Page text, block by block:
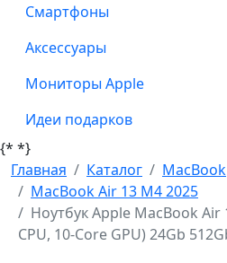
Смартфоны
Аксессуары
Мониторы Apple
Идеи подарков
{* *}
Главная
Каталог
MacBook
MacBook Air 13 M4 2025
Ноутбук Apple MacBook Air
CPU, 10-Core GPU) 24Gb